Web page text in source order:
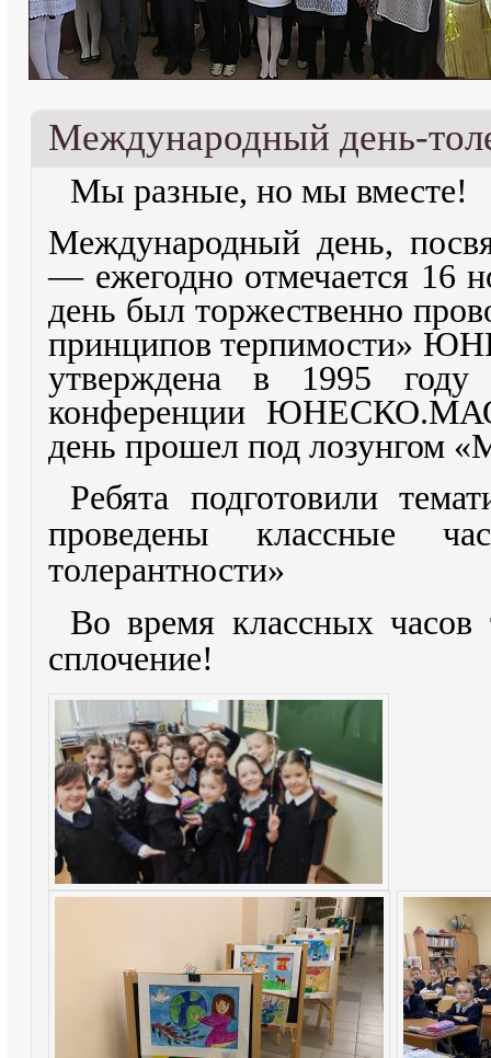
Международный день-
Мы разные, но мы вместе!
Международный день,
— ежегодно отмечается 16
день был торжественно
принципов терпимости»
утверждена в 1995
конференции ЮНЕСКО.
день прошел под лозунгом
Ребята подготовили
проведены классные
толерантности»
Во время классных
сплочение!